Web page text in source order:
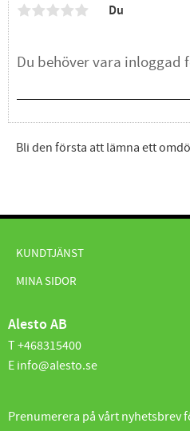
Du
Bli den första att lämna ett
KUNDTJÄNST
MINA SIDOR
Alesto AB
T +468315400
E info@alesto.se
Prenumerera på vårt nyhetsbrev